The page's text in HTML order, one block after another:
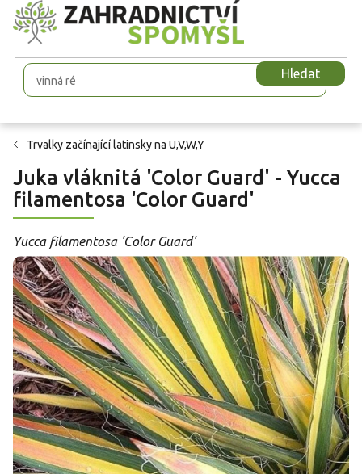
Přejít
na
obsah
Hledat
Trvalky začínající latinsky na U,V,W,Y
Juka vláknitá 'Color Guard' - Yucca
filamentosa 'Color Guard'
Yucca filamentosa 'Color Guard'